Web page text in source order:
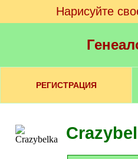
Нарисуйте
РЕГИСТРАЦИЯ